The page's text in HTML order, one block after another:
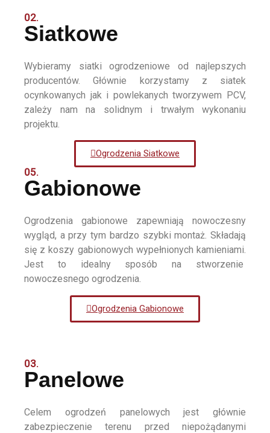
02.
Siatkowe
Wybieramy siatki ogrodzeniowe od najlepszych
producentów. Głównie korzystamy z siatek
ocynkowanych jak i powlekanych tworzywem PCV,
zależy nam na solidnym i trwałym wykonaniu
projektu.
Ogrodzenia Siatkowe
05.
Gabionowe
Ogrodzenia gabionowe zapewniają nowoczesny
wygląd, a przy tym bardzo szybki montaż. Składają
się z koszy gabionowych wypełnionych kamieniami.
Jest to idealny sposób na stworzenie
nowoczesnego ogrodzenia.
Ogrodzenia Gabionowe
03.
Panelowe
Celem ogrodzeń panelowych jest głównie
zabezpieczenie terenu przed niepożądanymi